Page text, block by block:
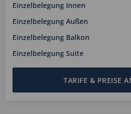
Einzelbelegung Innen
Einzelbelegung Außen
Einzelbelegung Balkon
Einzelbelegung Suite
TARIFE & PREISE